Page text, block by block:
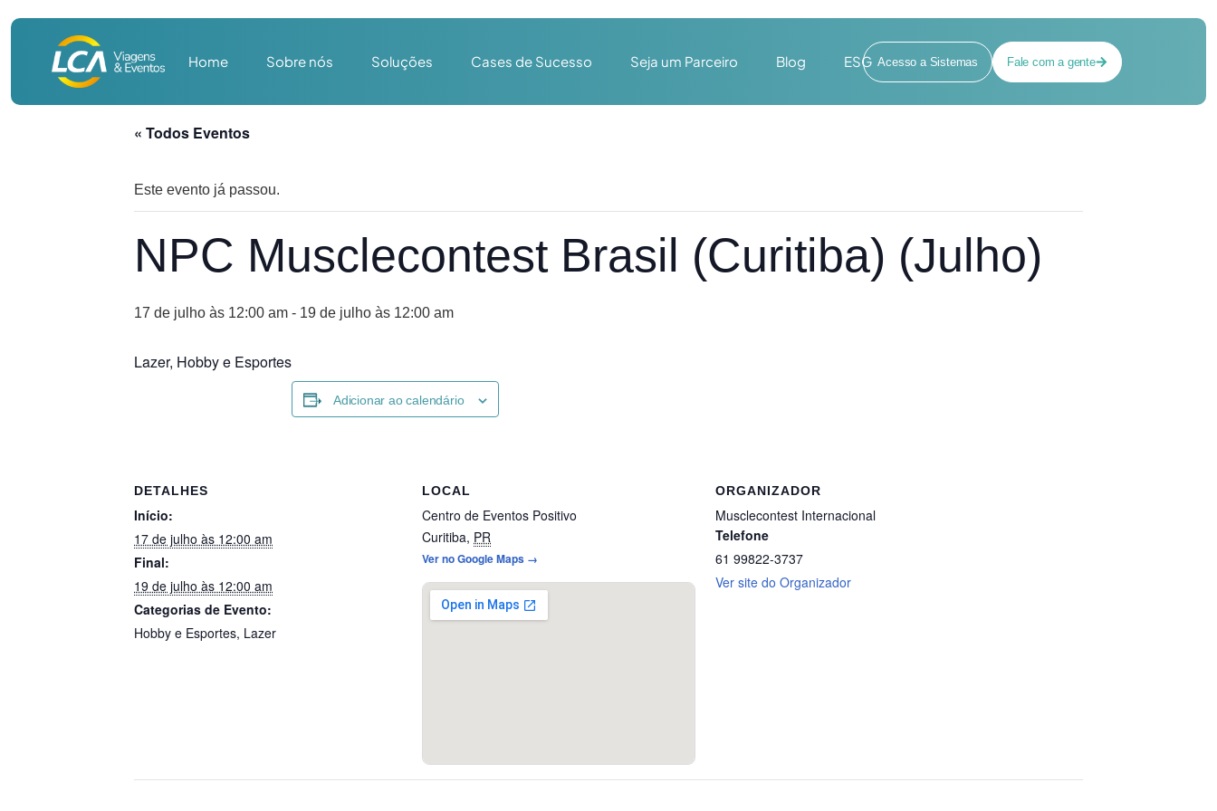
Home Sobre nós Soluções Cases de Sucesso Seja um Parceiro Blog ESG Acesso a Sistemas Fale com a gente
« Todos Eventos
Este evento já passou.
NPC Musclecontest Brasil (Curitiba) (Julho)
17 de julho às 12:00 am - 19 de julho às 12:00 am
Lazer, Hobby e Esportes
Adicionar ao calendário
DETALHES
Início:
17 de julho às 12:00 am
Final:
19 de julho às 12:00 am
Categorias de Evento:
Hobby e Esportes, Lazer
LOCAL
Centro de Eventos Positivo
Curitiba, PR
Ver no Google Maps →
ORGANIZADOR
Musclecontest Internacional
Telefone
61 99822-3737
Ver site do Organizador